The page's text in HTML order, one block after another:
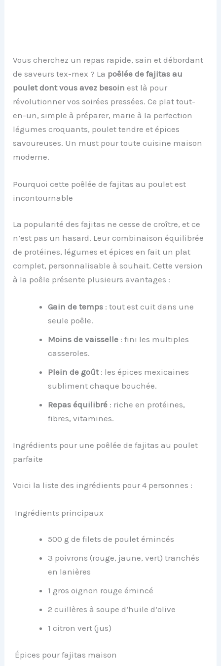
Vous cherchez un repas rapide, sain et débordant
de saveurs tex-mex ? La poêlée de fajitas au
poulet dont vous avez besoin est là pour
révolutionner vos soirées pressées. Ce plat tout-
en-un, simple à préparer, marie à la perfection
légumes croquants, poulet tendre et épices
savoureuses. Un must pour toute cuisine maison
moderne.
Pourquoi cette poêlée de fajitas au poulet est
incontournable
La popularité des fajitas ne cesse de croître, et ce
n’est pas un hasard. Leur combinaison équilibrée
de protéines, légumes et épices en fait un plat
complet, personnalisable à souhait. Cette version
à la poêle présente plusieurs avantages :
Gain de temps : tout est cuit dans une
seule poêle.
Moins de vaisselle : fini les multiples
casseroles.
Plein de goût: les épices mexicaines
subliment chaque bouchée.
Repas équilibré : riche en protéines,
fibres, vitamines.
Ingrédients pour une poêlée de fajitas au poulet
parfaite
Voici la liste des ingrédients pour 4 personnes :
Ingrédients principaux
500 g de filets de poulet émincés
3 poivrons (rouge, jaune, vert) tranchés
en lanières
1 gros oignon rouge émincé
2 cuillères à soupe d’huile d’olive
1 citron vert (jus)
Épices pour fajitas maison